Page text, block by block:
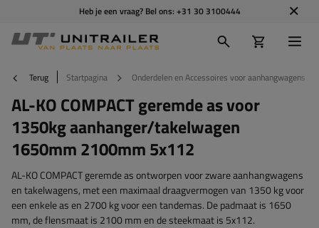
Heb je een vraag? Bel ons: +31 30 3100444
Terug Startpagina Onderdelen en Accessoires voor aanhangwagens
AL-KO COMPACT geremde as voor
1350kg aanhanger/takelwagen
1650mm 2100mm 5x112
AL-KO COMPACT geremde as ontworpen voor zware aanhangwagens
en takelwagens, met een maximaal draagvermogen van 1350 kg voor
een enkele as en 2700 kg voor een tandemas. De padmaat is 1650
mm, de flensmaat is 2100 mm en de steekmaat is 5x112.